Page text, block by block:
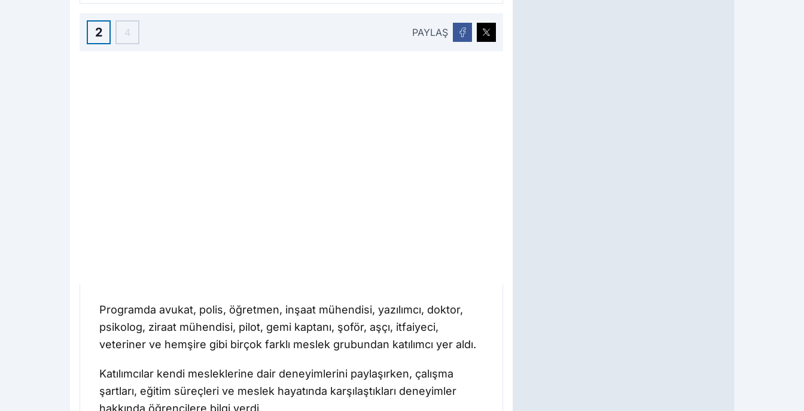
2 4 PAYLAŞ
Programda avukat, polis, öğretmen, inşaat mühendisi, yazılımcı, doktor,
psikolog, ziraat mühendisi, pilot, gemi kaptanı, şoför, aşçı, itfaiyeci,
veteriner ve hemşire gibi birçok farklı meslek grubundan katılımcı yer aldı.
Katılımcılar kendi mesleklerine dair deneyimlerini paylaşırken, çalışma
şartları, eğitim süreçleri ve meslek hayatında karşılaştıkları deneyimler